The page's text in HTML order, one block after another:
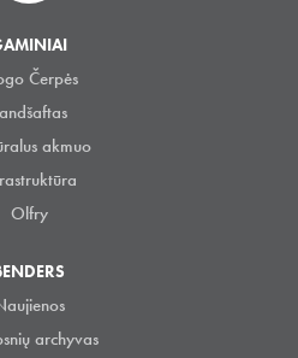
Čerpės
akmuo
Olfry
archyvas